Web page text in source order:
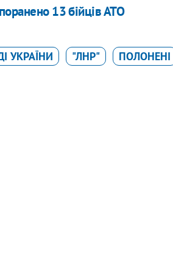
13 бійців АТО
УКРАЇНИ "ЛНР" ПОЛОНЕНІ